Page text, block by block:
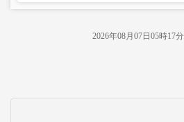
2026年08月07日05時17分